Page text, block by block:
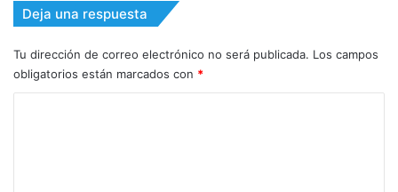
Deja una respuesta
Tu dirección de correo electrónico no será publicada. Los campos
obligatorios están marcados con *